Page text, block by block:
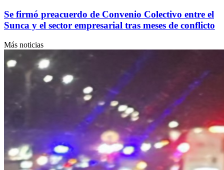
Se firmó preacuerdo de Convenio Colectivo entre el
Sunca y el sector empresarial tras meses de conflicto
Más noticias